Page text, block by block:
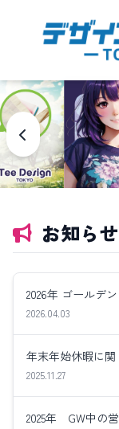
お知らせ
2026年 ゴールデ
2026.04.03
年末年始休暇に関
2025.11.27
2025年 GW中の